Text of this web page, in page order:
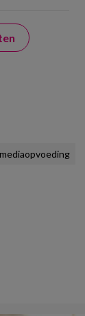
mediaopvoeding